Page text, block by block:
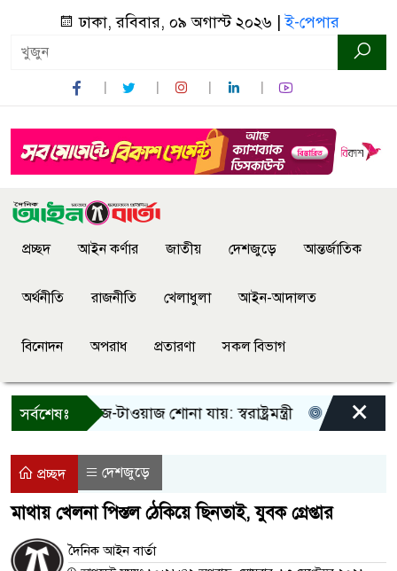
ঢাকা, রবিবার, ০৯ অগাস্ট ২০২৬ |ই-পেপার
প্রচ্ছদ আইন কর্ণার জাতীয় দেশজুড়ে আন্তর্জাতিক
অর্থনীতি রাজনীতি খেলাধুলা আইন-আদালত
বিনোদন অপরাধ প্রতারণা সকল বিভাগ
সর্বশেষঃ
শুধু আওয়াজ-টাওয়াজ শোনা যায়: স্বরাষ্ট্রমন্ত্রী তিন দিনের
×
প্রচ্ছদ দেশজুড়ে
মাথায় খেলনা পিস্তল ঠেকিয়ে ছিনতাই, যুবক গ্রেপ্তার
দৈনিক আইন বার্তা